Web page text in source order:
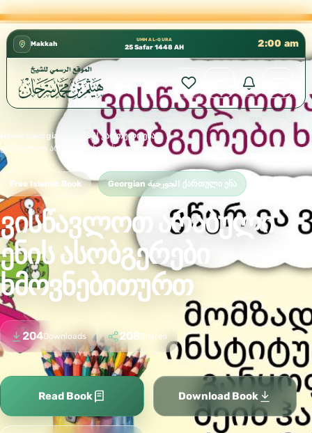
كتب الشيخ هيثم سرحان حفظه الله متوفرة مجانًا في
Makkah
UMM AL-QURA
25 Safar 1448 AH 2:00 am
Home Georgian الجورجية ქართული ენა›
ვისწავლოთ არაბული ენის ასობგერები ხმოვნებითურთ
Free Islamic Book Georgian الجورجية ქართული ენა
ვისწავლოთ არაბული
ენის ასობგერები
ხმოვნებითურთ
204Downloads 208Shares
Read Book Download Book